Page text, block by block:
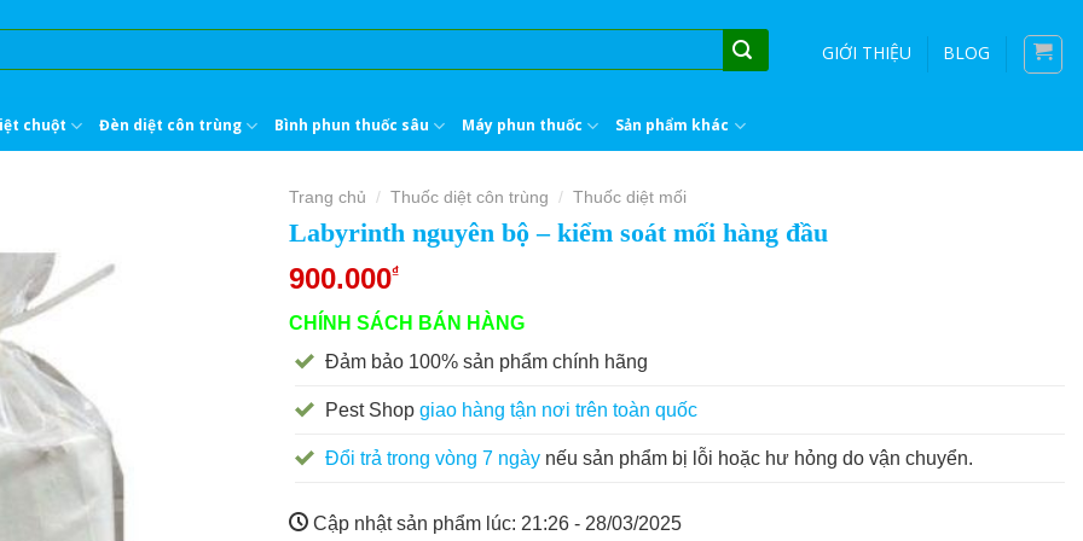
GIỚI THIỆU BLOG
chuột Đèn diệt côn trùng Bình phun thuốc sâu Máy phun thuốc Sản phẩm khác
Trang chủ / Thuốc diệt côn trùng / Thuốc diệt mối
Labyrinth nguyên bộ – kiểm soát mối hàng đầu
900.000₫
CHÍNH SÁCH BÁN HÀNG
Đảm bảo 100% sản phẩm chính hãng
Pest Shop giao hàng tận nơi trên toàn quốc
Đổi trả trong vòng 7 ngày nếu sản phẩm bị lỗi hoặc hư hỏng do vận chuyển.
Cập nhật sản phẩm lúc: 21:26 - 28/03/2025